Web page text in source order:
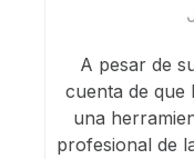
A pesar de
cuenta de que
una
profesional de